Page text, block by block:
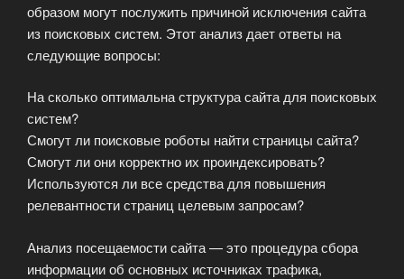
образом могут послужить причиной исключения сайта
из поисковых систем. Этот анализ дает ответы на
следующие вопросы:
На сколько оптимальна структура сайта для поисковых
систем?
Смогут ли поисковые роботы найти страницы сайта?
Смогут ли они корректно их проиндексировать?
Используются ли все средства для повышения
релевантности страниц целевым запросам?
Анализ посещаемости сайта — это процедура сбора
информации об основных источниках трафика,